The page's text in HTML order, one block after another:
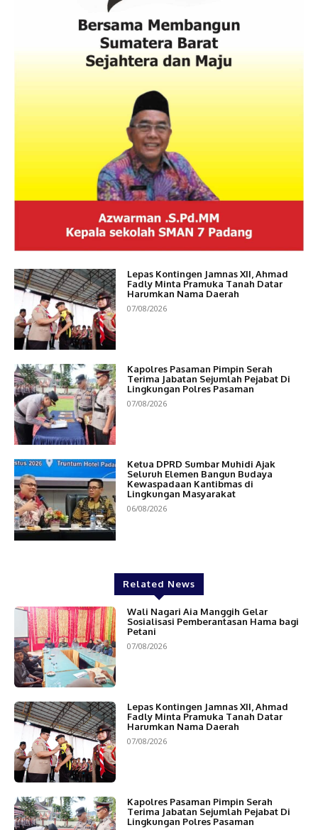
Lepas Kontingen Jamnas XII, Ahmad
Fadly Minta Pramuka Tanah Datar
Harumkan Nama Daerah
07/08/2026
Kapolres Pasaman Pimpin Serah
Terima Jabatan Sejumlah Pejabat Di
Lingkungan Polres Pasaman
07/08/2026
Ketua DPRD Sumbar Muhidi Ajak
Seluruh Elemen Bangun Budaya
Kewaspadaan Kantibmas di
Lingkungan Masyarakat
06/08/2026
Related News
Wali Nagari Aia Manggih Gelar
Sosialisasi Pemberantasan Hama bagi
Petani
07/08/2026
Lepas Kontingen Jamnas XII, Ahmad
Fadly Minta Pramuka Tanah Datar
Harumkan Nama Daerah
07/08/2026
Kapolres Pasaman Pimpin Serah
Terima Jabatan Sejumlah Pejabat Di
Lingkungan Polres Pasaman